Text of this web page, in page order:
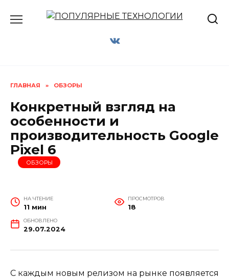
ГЛАВНАЯ » ОБЗОРЫ
Конкретный взгляд на
особенности и
производительность Google
Pixel 6
ОБЗОРЫ
НА ЧТЕНИЕ
11 мин
ПРОСМОТРОВ
18
ОБНОВЛЕНО
29.07.2024
С каждым новым релизом на рынке появляется